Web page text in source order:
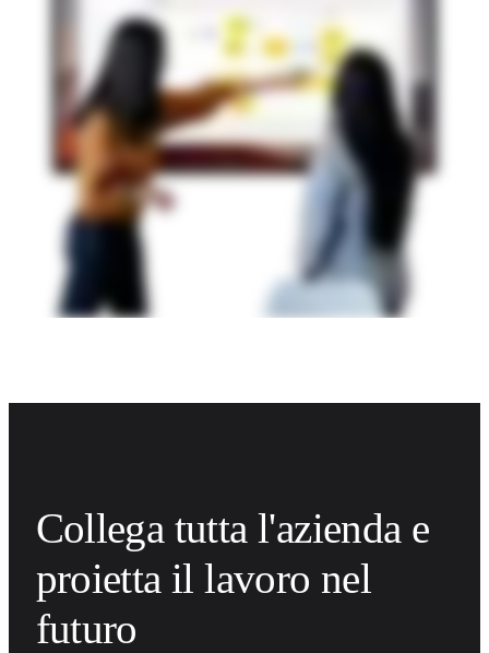
Collega tutta l'azienda e
proietta il lavoro nel
futuro